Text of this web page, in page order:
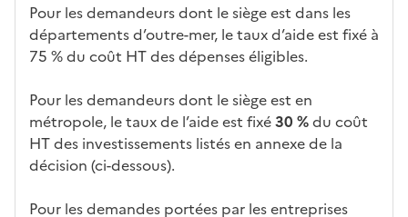
Pour les demandeurs dont le siège est dans les
départements d’outre-mer, le taux d’aide est fixé à
75 % du coût HT des dépenses éligibles.
Pour les demandeurs dont le siège est en
métropole, le taux de l’aide est fixé30 %du coût
HT des investissements listés en annexe de la
décision (ci-dessous).
Pour les demandes portées par les entreprises